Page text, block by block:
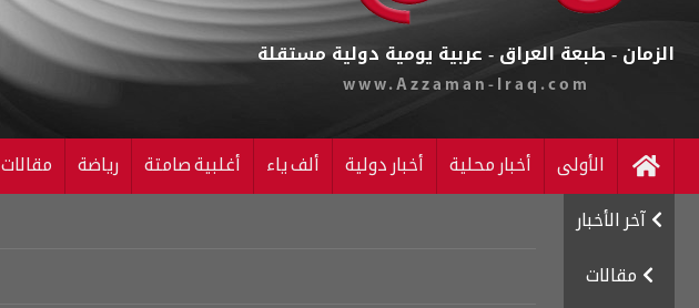
الزمان - طبعة العراق - عربية يومية دولية مستقلة
www.Azzaman-Iraq.com
الأولى أخبار محلية أخبار دولية ألف ياء أغلبية صامتة رياضة مقالات
آخر الأخبار
مقالات